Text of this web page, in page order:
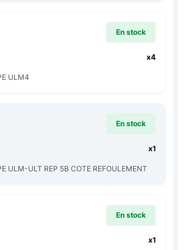
En stock
x4
ULM4
En stock
x1
ULM-ULT REP 5B COTE REFOULEMENT
En stock
x1